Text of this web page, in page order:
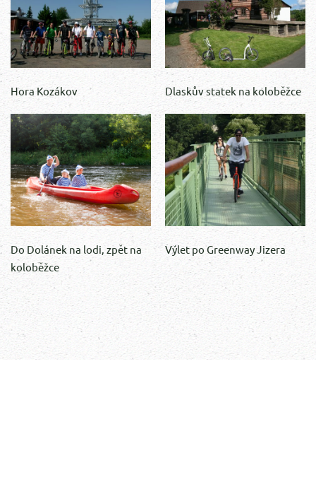
Hora Kozákov Dlaskův statek na koloběžce
Do Dolánek na lodi, zpět na
koloběžce
Výlet po Greenway Jizera